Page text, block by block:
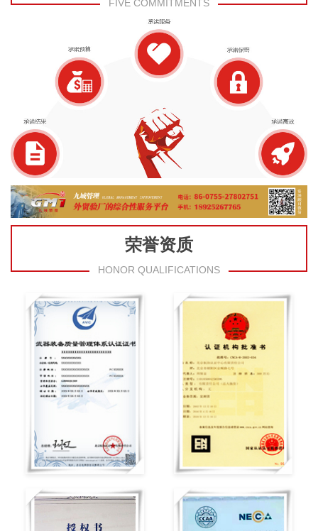
FIVE COMMITMENTS
荣誉资质
HONOR QUALIFICATIONS